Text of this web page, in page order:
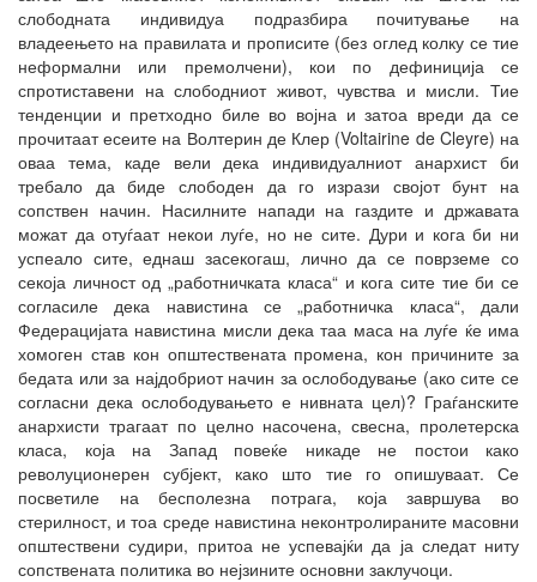
слободната индивидуа подразбира почитување на
владеењето на правилата и прописите (без оглед колку се тие
неформални или премолчени), кои по дефиниција се
спротиставени на слободниот живот, чувства и мисли. Тие
тенденции и претходно биле во војна и затоа вреди да се
прочитаат есеите на Волтерин де Клер (Voltairine de Cleyre) на
оваа тема, каде вели дека индивидуалниот анархист би
требало да биде слободен да го изрази својот бунт на
сопствен начин. Насилните напади на газдите и државата
можат да отуѓаат некои луѓе, но не сите. Дури и кога би ни
успеало сите, еднаш засекогаш, лично да се поврземе со
секоја личност од „работничката класа“ и кога сите тие би се
согласиле дека навистина се „работничка класа“, дали
Федерацијата навистина мисли дека таа маса на луѓе ќе има
хомоген став кон општествената промена, кон причините за
бедата или за најдобриот начин за ослободување (ако сите се
согласни дека ослободувањето е нивната цел)? Граѓанските
анархисти трагаат по целно насочена, свесна, пролетерска
класа, која на Запад повеќе никаде не постои како
револуционерен субјект, како што тие го опишуваат. Се
посветиле на бесполезна потрага, која завршува во
стерилност, и тоа среде навистина неконтролираните масовни
општествени судири, притоа не успевајќи да ја следат ниту
сопствената политика во нејзините основни заклучоци.